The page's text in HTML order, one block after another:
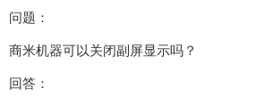
问题：
商米机器可以关闭副屏显示吗？
回答：